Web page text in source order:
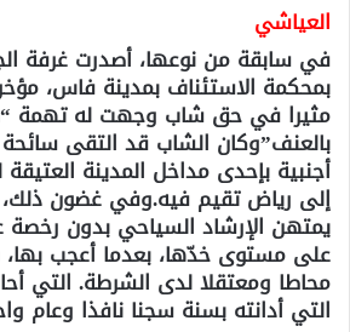
العياشي
في سابقة من نوعها، أصدرت غرفة
بمحكمة الاستئناف بمدينة فاس،
مثيرا في حق شاب وجهت له تهمة
بالعنف”وكان الشاب قد التقى
أجنبية بإحدى مداخل المدينة
إلى رياض تقيم فيه.وفي غضون
يمتهن الإرشاد السياحي بدون رخصة
على مستوى خدّها، بعدما أعجب
محاطا ومعتقلا لدى الشرطة. التي
التي أدانته بسنة سجنا نافذا وعام